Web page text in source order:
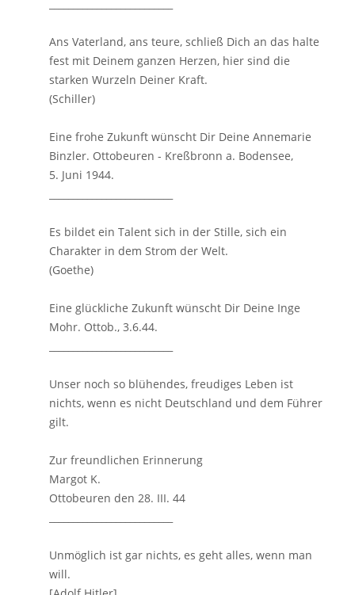
Ans Vaterland, ans teure, schließ Dich an das halte
fest mit Deinem ganzen Herzen, hier sind die
starken Wurzeln Deiner Kraft.
(Schiller)
Eine frohe Zukunft wünscht Dir Deine Annemarie
Binzler. Ottobeuren - Kreßbronn a. Bodensee,
5. Juni 1944.
Es bildet ein Talent sich in der Stille, sich ein
Charakter in dem Strom der Welt.
(Goethe)
Eine glückliche Zukunft wünscht Dir Deine Inge
Mohr. Ottob., 3.6.44.
Unser noch so blühendes, freudiges Leben ist
nichts, wenn es nicht Deutschland und dem Führer
gilt.
Zur freundlichen Erinnerung
Margot K.
Ottobeuren den 28. III. 44
Unmöglich ist gar nichts, es geht alles, wenn man
will.